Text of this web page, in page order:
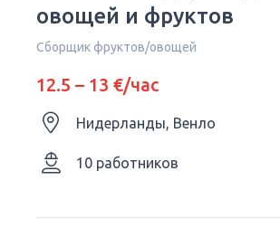
овощей и фруктов
Сборщик фруктов/овощей
12.5 – 13 €/час
Нидерланды, Венло
10 работников